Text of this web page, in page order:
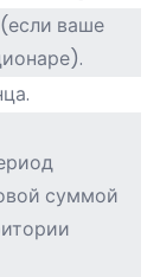
(если ваше
суммой